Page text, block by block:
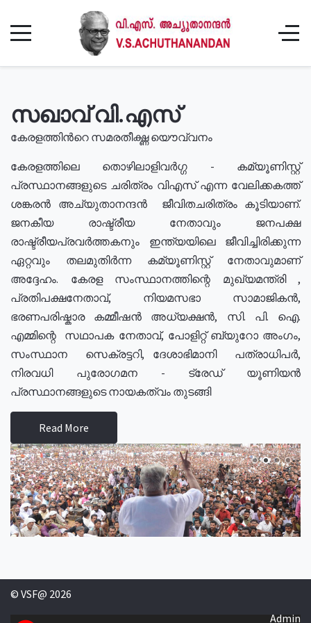
സഖാവ് വി.എസ്
കേരളത്തിൻറെ സമരതീക്ഷ്ണ യൌവ്വനം
കേരളത്തിലെ തൊഴിലാളിവർഗ്ഗ - കമ്യൂണിസ്റ്റ്
പ്രസ്ഥാനങ്ങളുടെ ചരിത്രം വിഎസ് എന്ന വേലിക്കകത്ത്
ശങ്കരൻ അച്യുതാനന്ദൻ ജീവിതചരിത്രം കൂടിയാണ്.
ജനകീയ രാഷ്ട്രീയ നേതാവും ജനപക്ഷ
രാഷ്ട്രീയപ്രവർത്തകനും ഇന്ത്യയിലെ ജീവിച്ചിരിക്കുന്ന
ഏറ്റവും തലമുതിർന്ന കമ്യൂണിസ്റ്റ് നേതാവുമാണ്
അദ്ദേഹം. കേരള സംസ്ഥാനത്തിന്റെ മുഖ്യമന്ത്രി ,
പ്രതിപക്ഷനേതാവ്, നിയമസഭാ സാമാജികൻ,
ഭരണപരിഷ്കാര കമ്മീഷൻ അധ്യക്ഷൻ, സി. പി. ഐ.
എമ്മിന്റെ സഥാപക നേതാവ്, പോളിറ്റ് ബ്യുറോ അംഗം,
സംസ്ഥാന സെക്രട്ടറി, ദേശാഭിമാനി പത്രാധിപർ,
നിരവധി പുരോഗമന - ട്രേഡ് യൂണിയൻ
പ്രസ്ഥാനങ്ങളുടെ നായകത്വം തുടങ്ങി
Read More
© VSF@ 2026
Admin